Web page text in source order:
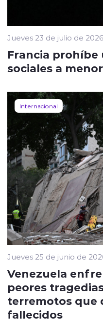
Jueves 23 de julio de 2026
Francia prohíbe
sociales a
Internacional
Jueves 25 de junio de
Venezuela
peores
terremotos que
fallecidos